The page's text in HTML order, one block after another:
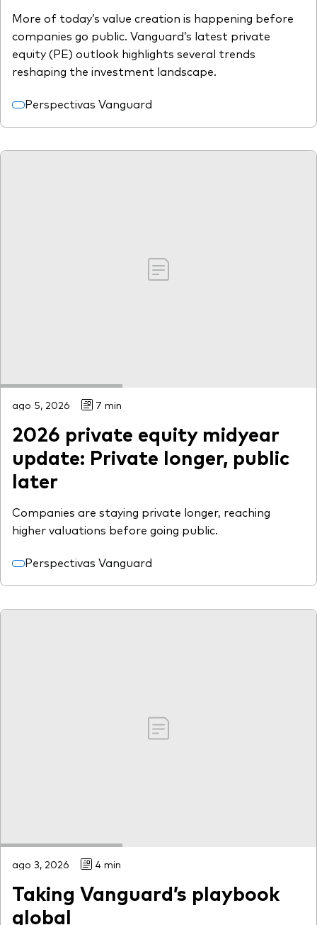
More of today’s value creation is happening before
companies go public. Vanguard’s latest private
equity (PE) outlook highlights several trends
reshaping the investment landscape.
Perspectivas Vanguard
ago 5, 2026 7 min
2026 private equity midyear
update: Private longer, public
later
Companies are staying private longer, reaching
higher valuations before going public.
Perspectivas Vanguard
ago 3, 2026 4 min
Taking Vanguard’s playbook
global